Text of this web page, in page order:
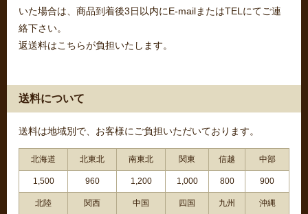
いた場合は、商品到着後3日以内にE-mailまたはTELにてご連
絡下さい。
返送料はこちらが負担いたします。
送料について
送料は地域別で、お客様にご負担いただいております。
北海道 北東北 南東北 関東 信越 中部
1,500 960 1,200 1,000 800 900
北陸 関西 中国 四国 九州 沖縄